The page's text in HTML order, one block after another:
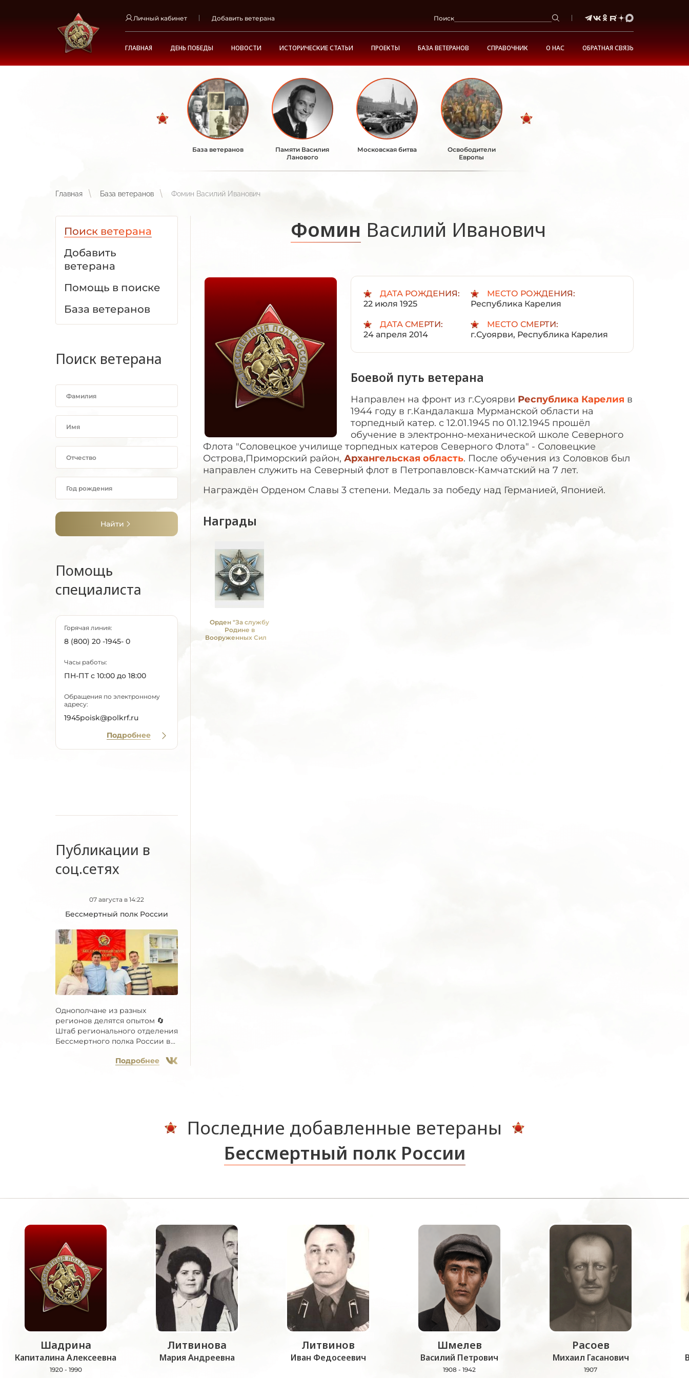
Личный кабинет Добавить ветерана Поиск
ГЛАВНАЯ ДЕНЬ ПОБЕДЫ НОВОСТИ ИСТОРИЧЕСКИЕ СТАТЬИ ПРОЕКТЫ БАЗА ВЕТЕРАНОВ СПРАВОЧНИК О НАС ОБРАТНАЯ СВЯЗЬ
База ветеранов
Памяти Василия
Ланового
Московская битва
Освободители
Европы
Главная База ветеранов Фомин Василий Иванович
Поиск ветерана
Добавить
ветерана
Помощь в поиске
База ветеранов
Поиск ветерана
Найти
Помощь
специалиста
Горячая линия:
8 (800) 20 -1945- 0
Часы работы:
ПН-ПТ с 10:00 до 18:00
Обращения по электронному
адресу:
1945poisk@polkrf.ru
Подробнее
Публикации в
соц.сетях
07 августа в 14:22
Бессмертный полк России
Однополчане из разных
регионов делятся опытом 🔄
Штаб регионального отделения
Бессмертного полка России в...
Подробнее
Фомин Василий Иванович
ДАТА РОЖДЕНИЯ:
22 июля 1925
МЕСТО РОЖДЕНИЯ:
Республика Карелия
ДАТА СМЕРТИ:
24 апреля 2014
МЕСТО СМЕРТИ:
г.Суоярви, Республика Карелия
Боевой путь ветерана
Направлен на фронт из г.Суоярви Республика Карелия в
1944 году в г.Кандалакша Мурманской области на
торпедный катер. с 12.01.1945 по 01.12.1945 прошёл
обучение в электронно-механической школе Северного
Флота "Соловецкое училище торпедных катеров Северного Флота" - Соловецкие
Острова,Приморский район, Архангельская область. После обучения из Соловков был
направлен служить на Северный флот в Петропавловск-Камчатский на 7 лет.
Награждён Орденом Славы 3 степени. Медаль за победу над Германией, Японией.
Награды
Орден "За службу
Родине в
Вооруженных Силах
Последние добавленные ветераны
Бессмертный полк России
Шадрина
Капиталина Алексеевна
1920 - 1990
Литвинова
Мария Андреевна
Литвинов
Иван Федосеевич
Шмелев
Василий Петрович
1908 - 1942
Расоев
Михаил Гасанович
1907